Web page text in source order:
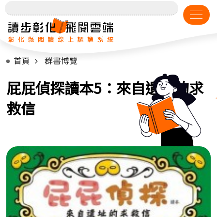
首頁 群書博覽
屁屁偵探讀本5：來自遺址的求
救信